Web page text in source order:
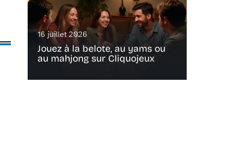
16 juillet 2026
Jouez à la belote, au yams ou
au mahjong sur Cliquojeux